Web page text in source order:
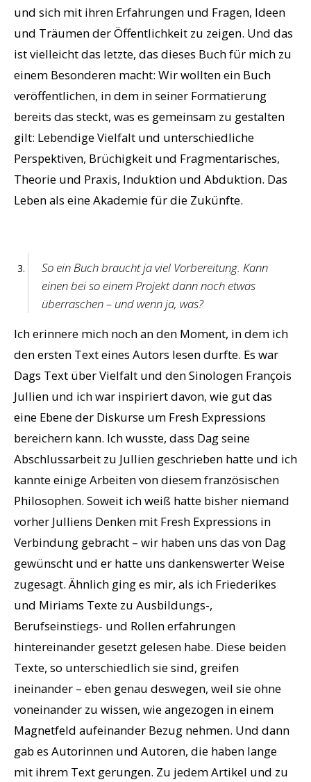
und sich mit ihren Erfahrungen und Fragen, Ideen
und Träumen der Öffentlichkeit zu zeigen. Und das
ist vielleicht das letzte, das dieses Buch für mich zu
einem Besonderen macht: Wir wollten ein Buch
veröffentlichen, in dem in seiner Formatierung
bereits das steckt, was es gemeinsam zu gestalten
gilt: Lebendige Vielfalt und unterschiedliche
Perspektiven, Brüchigkeit und Fragmentarisches,
Theorie und Praxis, Induktion und Abduktion. Das
Leben als eine Akademie für die Zukünfte.
So ein Buch braucht ja viel Vorbereitung. Kann
einen bei so einem Projekt dann noch etwas
überraschen – und wenn ja, was?
Ich erinnere mich noch an den Moment, in dem ich
den ersten Text eines Autors lesen durfte. Es war
Dags Text über Vielfalt und den Sinologen François
Jullien und ich war inspiriert davon, wie gut das
eine Ebene der Diskurse um Fresh Expressions
bereichern kann. Ich wusste, dass Dag seine
Abschlussarbeit zu Jullien geschrieben hatte und ich
kannte einige Arbeiten von diesem französischen
Philosophen. Soweit ich weiß hatte bisher niemand
vorher Julliens Denken mit Fresh Expressions in
Verbindung gebracht – wir haben uns das von Dag
gewünscht und er hatte uns dankenswerter Weise
zugesagt. Ähnlich ging es mir, als ich Friederikes
und Miriams Texte zu Ausbildungs-,
Berufseinstiegs- und Rollen erfahrungen
hintereinander gesetzt gelesen habe. Diese beiden
Texte, so unterschiedlich sie sind, greifen
ineinander – eben genau deswegen, weil sie ohne
voneinander zu wissen, wie angezogen in einem
Magnetfeld aufeinander Bezug nehmen. Und dann
gab es Autorinnen und Autoren, die haben lange
mit ihrem Text gerungen. Zu jedem Artikel und zu